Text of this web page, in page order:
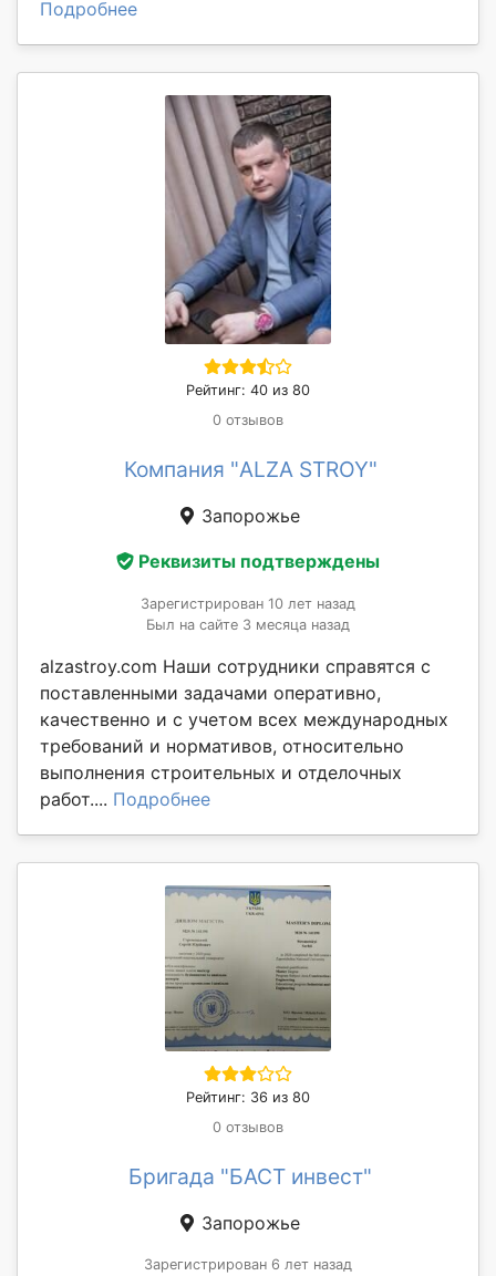
Подробнее
Рейтинг: 40 из 80
0 отзывов
Компания "ALZA STROY"
Запорожье
Реквизиты подтверждены
Зарегистрирован 10 лет назад
Был на сайте 3 месяца назад
alzastroy.com Наши сотрудники справятся с
поставленными задачами оперативно,
качественно и с учетом всех международных
требований и нормативов, относительно
выполнения строительных и отделочных
работ.... Подробнее
Рейтинг: 36 из 80
0 отзывов
Бригада "БАСТ инвест"
Запорожье
Зарегистрирован 6 лет назад